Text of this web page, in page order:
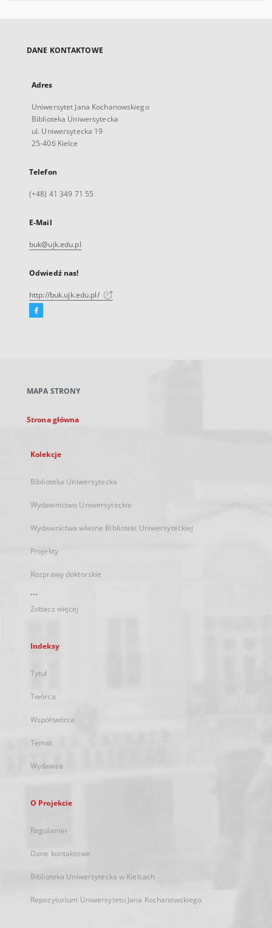
DANE KONTAKTOWE
Adres
Uniwersytet Jana Kochanowskiego
Biblioteka Uniwersytecka
ul. Uniwersytecka 19
25-406 Kielce
Telefon
(+48) 41 349 71 55
E-Mail
buk@ujk.edu.pl
Odwiedź nas!
http://buk.ujk.edu.pl/
Facebook
karcie
MAPA STRONY
Strona główna
Kolekcje
Biblioteka Uniwersytecka
Wydawnictwo Uniwersyteckie
Wydawnictwa własne Biblioteki Uniwersyteckiej
Projekty
Rozprawy doktorskie
...
Zobacz więcej
Indeksy
Tytuł
Twórca
Współtwórca
Temat
Wydawca
O Projekcie
Regulamin
Dane kontaktowe
Biblioteka Uniwersytecka w Kielcach
Repozytorium Uniwersytetu Jana Kochanowskiego